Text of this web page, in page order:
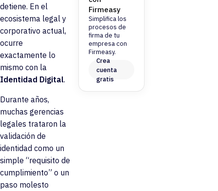
detiene. En el
ecosistema legal y
corporativo actual,
ocurre
exactamente lo
mismo con la
Identidad Digital.
Durante años,
muchas gerencias
legales trataron la
validación de
identidad como un
simple “requisito de
cumplimiento” o un
paso molesto
Firmeasy
Simplifica los
procesos de
firma de tu
empresa con
Firmeasy.
Crea
cuenta
gratis